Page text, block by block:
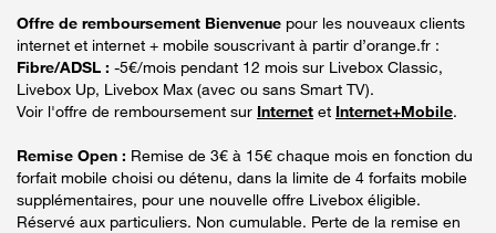
Offre de remboursement Bienvenue pour les nouveaux clients
internet et internet + mobile souscrivant à partir d’orange.fr :
Fibre/ADSL : -5€/mois pendant 12 mois sur Livebox Classic,
Livebox Up, Livebox Max (avec ou sans Smart TV).
Voir l'offre de remboursement sur Internet et Internet+Mobile.
Remise Open : Remise de 3€ à 15€ chaque mois en fonction du
forfait mobile choisi ou détenu, dans la limite de 4 forfaits mobile
supplémentaires, pour une nouvelle offre Livebox éligible.
Réservé aux particuliers. Non cumulable. Perte de la remise en